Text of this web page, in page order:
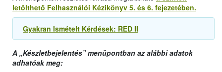
letölthető Felhasználói Kézikönyv 5. és 6. fejezetében.
Gyakran Ismételt Kérdések: RED II
A „Készletbejelentés” menüpontban az alábbi adatok
adhatóak meg: